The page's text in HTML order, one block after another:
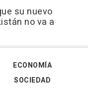
su nuevo
no va a
ECONOMÍA
SOCIEDAD